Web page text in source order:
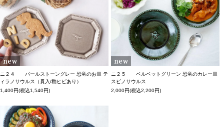
ニ２４ パールストーングレー 恐竜のお皿 テ
ィラノサウルス（貫入/釉ヒビあり）
1,400円(税込1,540円)
ニ２５ ベルベットグリーン 恐竜のカレー皿
スピノサウルス
2,000円(税込2,200円)